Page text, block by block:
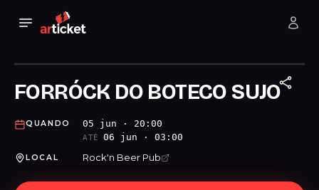
FORRÓCK DO BOTECO SUJO
QUANDO 05 jun · 20:00
ATÉ 06 jun · 03:00
LOCAL Rock'n Beer Pub